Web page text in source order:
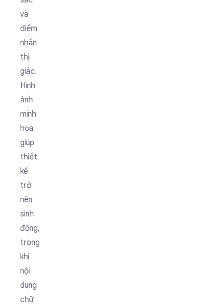
và
điểm
nhấn
thị
giác.
Hình
ảnh
minh
họa
giúp
thiết
kế
trở
nên
sinh
động,
trong
khi
nội
dung
chữ